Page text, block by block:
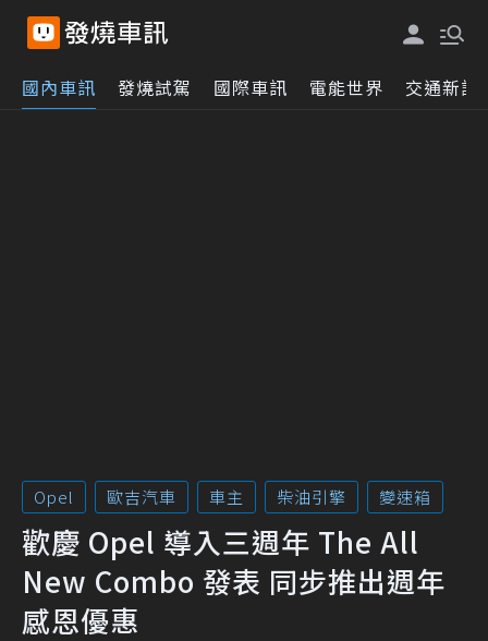
國內車訊 發燒試駕 國際車訊 電能世界 交通新訊
Opel 歐吉汽車 車主 柴油引擎 變速箱
歡慶 Opel 導入三週年 The All
New Combo 發表 同步推出週年
感恩優惠